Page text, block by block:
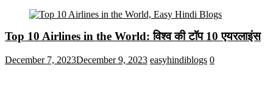
Top 10 Airlines in the World: विश्व की टॉप 10 एयरलाइंस
December 7, 2023December 9, 2023 easyhindiblogs 0